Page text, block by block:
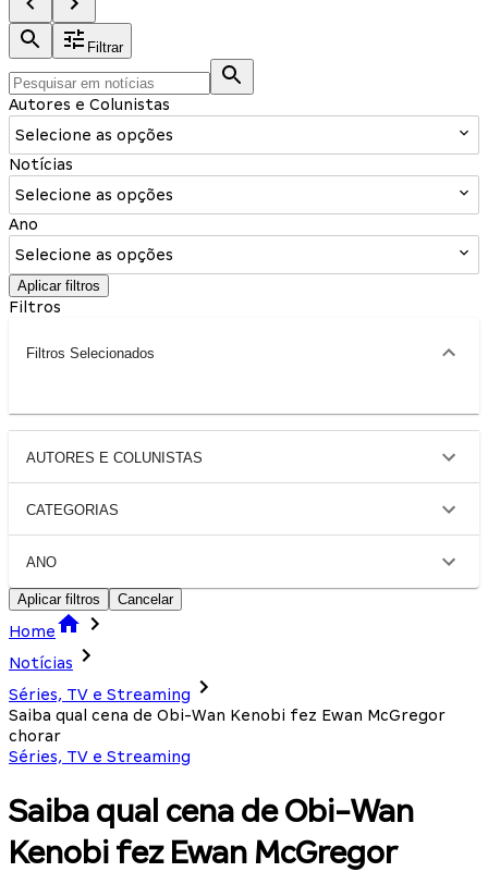
Filtrar
Autores e Colunistas
Selecione as opções
Notícias
Selecione as opções
Ano
Selecione as opções
Aplicar filtros
Filtros
Filtros Selecionados
AUTORES E COLUNISTAS
CATEGORIAS
ANO
Aplicar filtros Cancelar
Home
Notícias
Séries, TV e Streaming
Saiba qual cena de Obi-Wan Kenobi fez Ewan McGregor
chorar
Séries, TV e Streaming
Saiba qual cena de Obi-Wan
Kenobi fez Ewan McGregor